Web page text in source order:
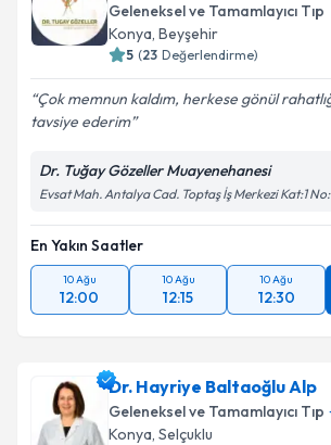
Geleneksel ve Tamamlayıcı Tıp
Konya, Beyşehir
5 (23 Değerlendirme)
Çok memnun kaldım, herkese gönül
tavsiye ederim
Dr. Tuğay Gözeller Muayenehanesi
Evsat Mah. Antalya Cad. Toptaş İş Merkezi Kat:1
En Yakın Saatler
10 Ağu
12:00
10 Ağu
12:15
10 Ağu
12:30
Dr. Hayriye Baltaoğlu Alp
Geleneksel ve Tamamlayıcı Tıp
Konya, Selçuklu